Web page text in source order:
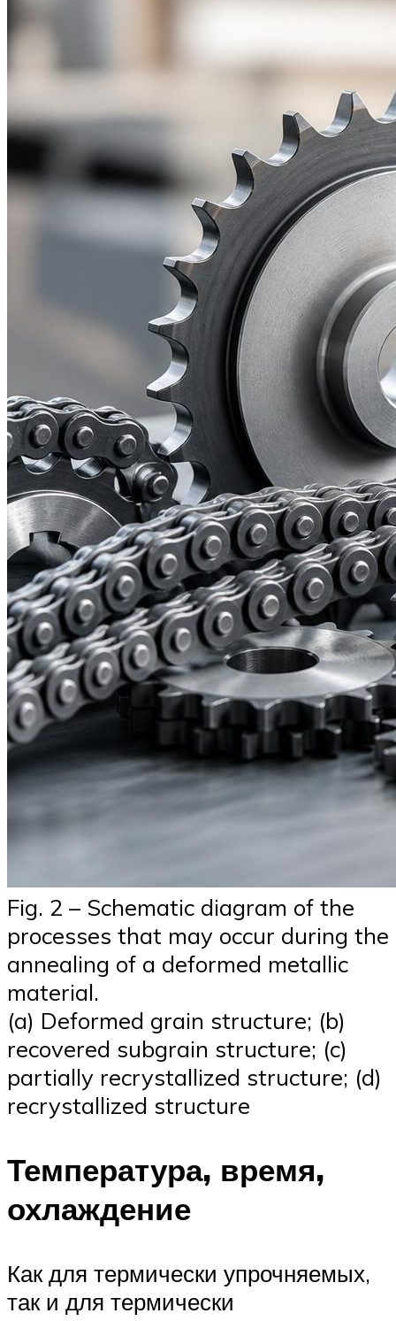
Fig. 2 – Schematic diagram of the
processes that may occur during the
annealing of a deformed metallic
material.
(a) Deformed grain structure; (b)
recovered subgrain structure; (c)
partially recrystallized structure; (d)
recrystallized structure
Температура, время,
охлаждение
Как для термически упрочняемых,
так и для термически